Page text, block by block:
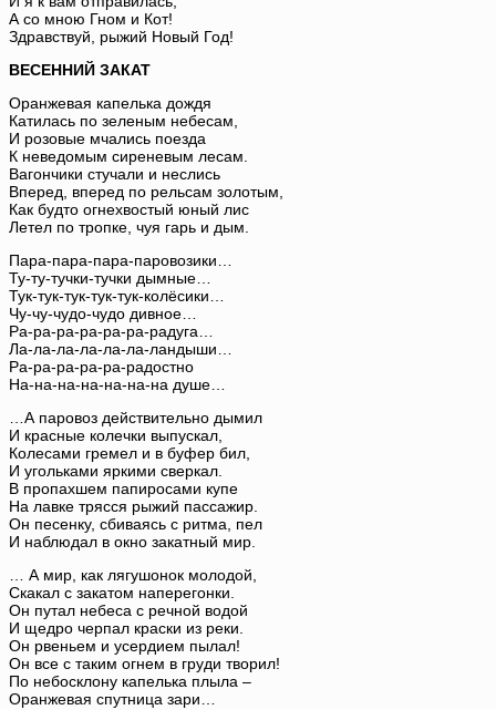
А со мною Гном и Кот!
Здравствуй, рыжий Новый Год!
ВЕСЕННИЙ ЗАКАТ
Оранжевая капелька дождя
Катилась по зеленым небесам,
И розовые мчались поезда
К неведомым сиреневым лесам.
Вагончики стучали и неслись
Вперед, вперед по рельсам золотым,
Как будто огнехвостый юный лис
Летел по тропке, чуя гарь и дым.
Пара-пара-пара-паровозики…
Ту-ту-тучки-тучки дымные…
Тук-тук-тук-тук-тук-колёсики…
Чу-чу-чудо-чудо дивное…
Ра-ра-ра-ра-ра-ра-радуга…
Ла-ла-ла-ла-ла-ла-ландыши…
Ра-ра-ра-ра-ра-радостно
На-на-на-на-на-на-на душе…
…А паровоз действительно дымил
И красные колечки выпускал,
Колесами гремел и в буфер бил,
И угольками яркими сверкал.
В пропахшем папиросами купе
На лавке трясся рыжий пассажир.
Он песенку, сбиваясь с ритма, пел
И наблюдал в окно закатный мир.
… А мир, как лягушонок молодой,
Скакал с закатом наперегонки.
Он путал небеса с речной водой
И щедро черпал краски из реки.
Он рвеньем и усердием пылал!
Он все с таким огнем в груди творил!
По небосклону капелька плыла –
Оранжевая спутница зари…